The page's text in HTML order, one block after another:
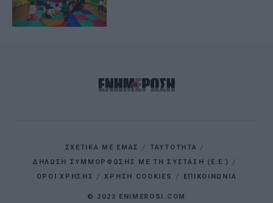
ΣΧΕΤΙΚΑ ΜΕ ΕΜΑΣ
ΤΑΥΤΟΤΗΤΑ
ΔΗΛΩΣΗ ΣΥΜΜΟΡΦΩΣΗΣ ΜΕ ΤΗ ΣΥΣΤΑΣΗ (Ε.Ε.)
ΌΡΟΙ ΧΡΗΣΗΣ
ΧΡΗΣΗ COOKIES ΕΠΙΚΟΙΝΩΝΙΑ
© 2023 ENIMEROSI.COM